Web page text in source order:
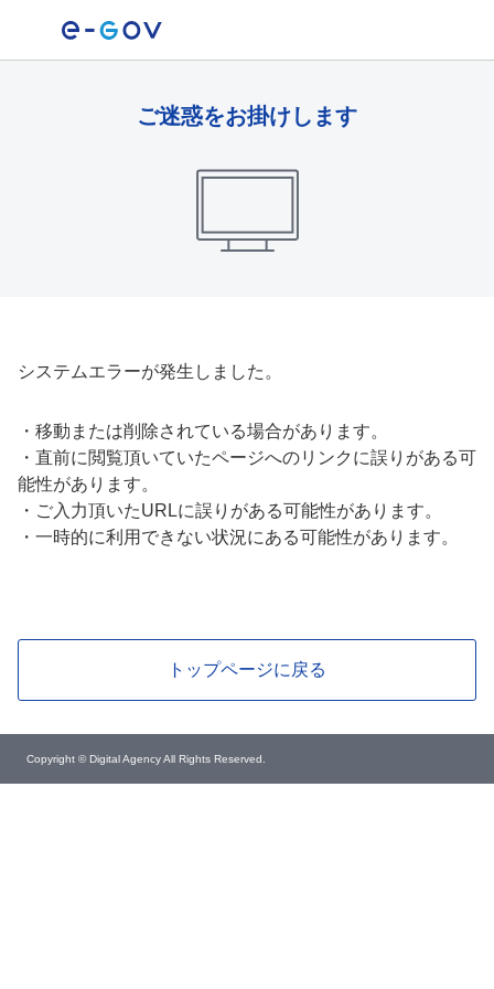
ご迷惑をお掛けします
システムエラーが発生しました。
・ 移動または削除されている場合があります。
・ 直前に閲覧頂いていたページへのリンクに誤りがある可
能性があります。
・ ご入力頂いたURLに誤りがある可能性があります。
・ 一時的に利用できない状況にある可能性があります。
トップページに戻る
Copyright © Digital Agency All Rights Reserved.